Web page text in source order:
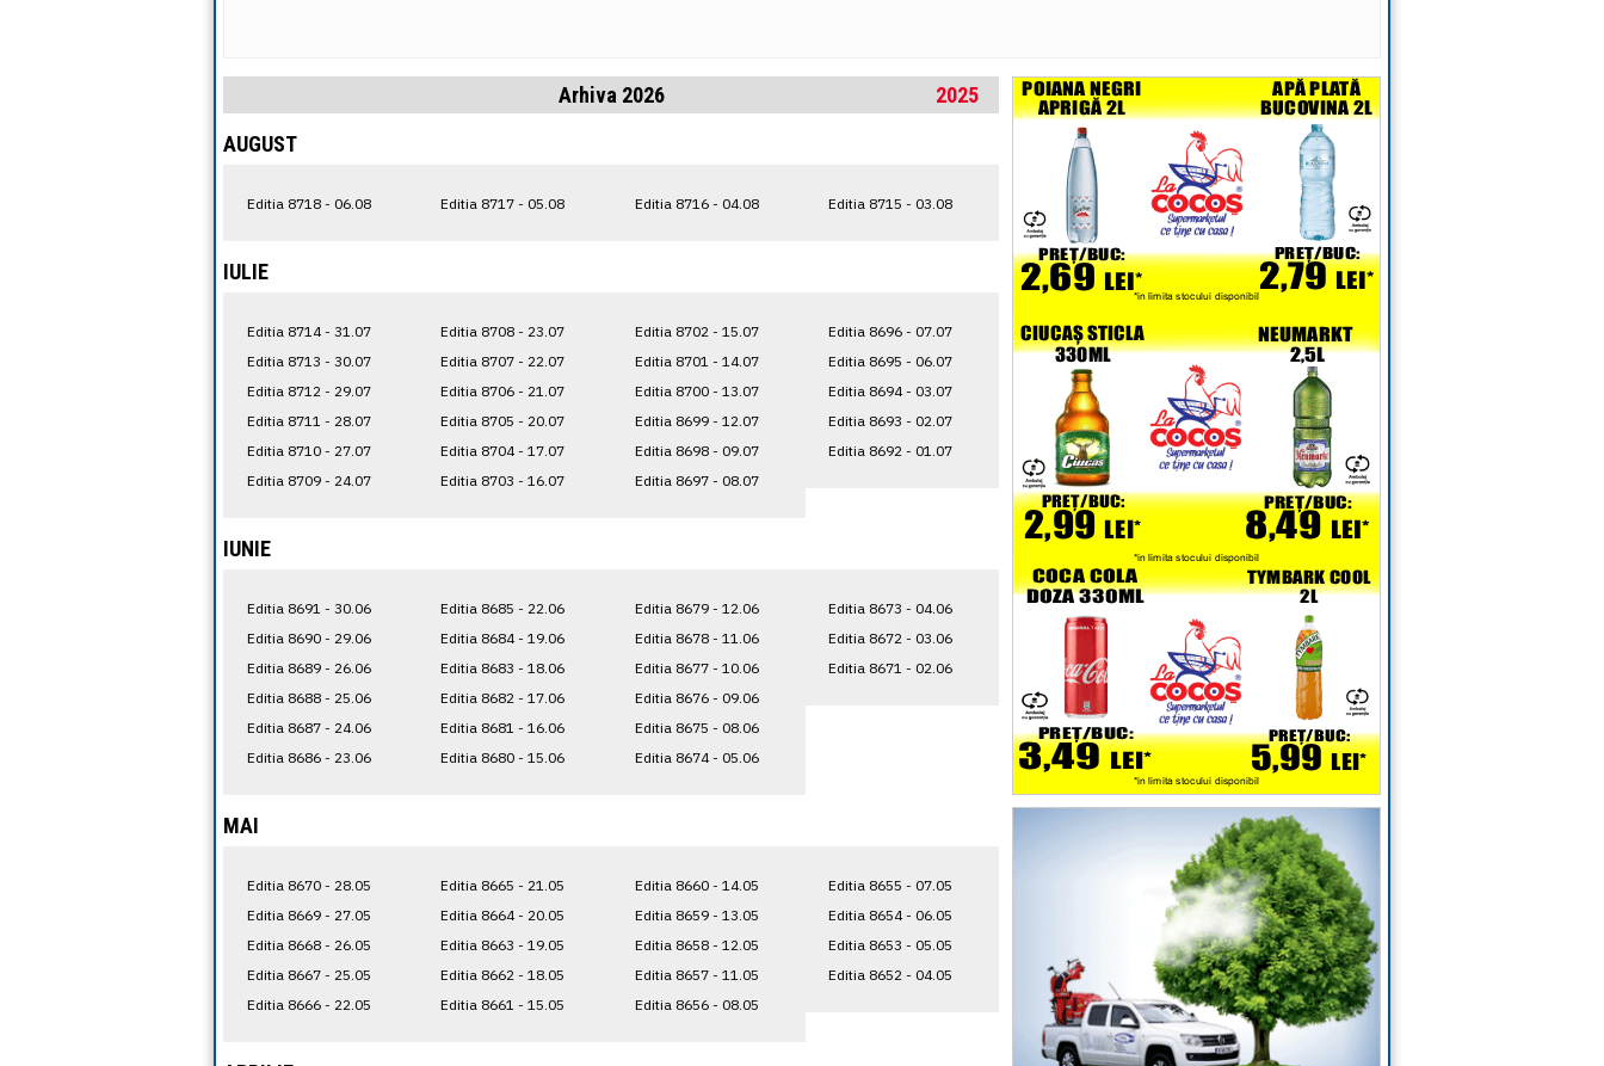
2025
Arhiva 2026
AUGUST
Editia 8718 - 06.08 Editia 8717 - 05.08 Editia 8716 - 04.08 Editia 8715 - 03.08
IULIE
Editia 8714 - 31.07
Editia 8713 - 30.07
Editia 8712 - 29.07
Editia 8711 - 28.07
Editia 8710 - 27.07
Editia 8709 - 24.07
Editia 8708 - 23.07
Editia 8707 - 22.07
Editia 8706 - 21.07
Editia 8705 - 20.07
Editia 8704 - 17.07
Editia 8703 - 16.07
Editia 8702 - 15.07
Editia 8701 - 14.07
Editia 8700 - 13.07
Editia 8699 - 12.07
Editia 8698 - 09.07
Editia 8697 - 08.07
Editia 8696 - 07.07
Editia 8695 - 06.07
Editia 8694 - 03.07
Editia 8693 - 02.07
Editia 8692 - 01.07
IUNIE
Editia 8691 - 30.06
Editia 8690 - 29.06
Editia 8689 - 26.06
Editia 8688 - 25.06
Editia 8687 - 24.06
Editia 8686 - 23.06
Editia 8685 - 22.06
Editia 8684 - 19.06
Editia 8683 - 18.06
Editia 8682 - 17.06
Editia 8681 - 16.06
Editia 8680 - 15.06
Editia 8679 - 12.06
Editia 8678 - 11.06
Editia 8677 - 10.06
Editia 8676 - 09.06
Editia 8675 - 08.06
Editia 8674 - 05.06
Editia 8673 - 04.06
Editia 8672 - 03.06
Editia 8671 - 02.06
MAI
Editia 8670 - 28.05
Editia 8669 - 27.05
Editia 8668 - 26.05
Editia 8667 - 25.05
Editia 8666 - 22.05
Editia 8665 - 21.05
Editia 8664 - 20.05
Editia 8663 - 19.05
Editia 8662 - 18.05
Editia 8661 - 15.05
Editia 8660 - 14.05
Editia 8659 - 13.05
Editia 8658 - 12.05
Editia 8657 - 11.05
Editia 8656 - 08.05
Editia 8655 - 07.05
Editia 8654 - 06.05
Editia 8653 - 05.05
Editia 8652 - 04.05